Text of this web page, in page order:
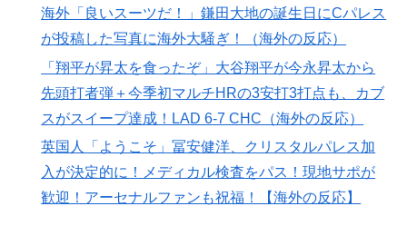
レビ番組が最新SNSの数十年先を行っていたと話題に
れたちびっ子集団が世界をメロメロに
間！！
人類は広島から何を学んだのか 原爆投下から81年、核
兵器が再び増え始めた世界【海外の反応・解説】
海外「良いスーツだ！」鎌田大地の誕生日にCパレス
が投稿した写真に海外大騒ぎ！（海外の反応）
「翔平が昇太を食ったぞ」大谷翔平が今永昇太から
先頭打者弾＋今季初マルチHRの3安打3打点も、カブ
スがスイープ達成！LAD 6-7 CHC（海外の反応）
英国人「ようこそ」冨安健洋、クリスタルパレス加
入が決定的に！メディカル検査をパス！現地サポが
歓迎！アーセナルファンも祝福！【海外の反応】